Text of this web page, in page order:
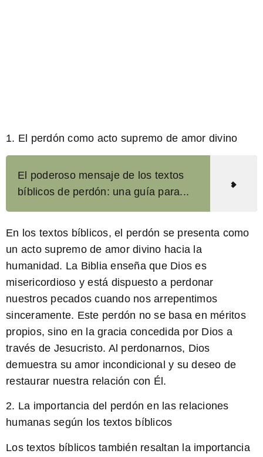
1. El perdón como acto supremo de amor divino
El poderoso mensaje de los textos
bíblicos de perdón: una guía para...
En los textos bíblicos, el perdón se presenta como
un acto supremo de amor divino hacia la
humanidad. La Biblia enseña que Dios es
misericordioso y está dispuesto a perdonar
nuestros pecados cuando nos arrepentimos
sinceramente. Este perdón no se basa en méritos
propios, sino en la gracia concedida por Dios a
través de Jesucristo. Al perdonarnos, Dios
demuestra su amor incondicional y su deseo de
restaurar nuestra relación con Él.
2. La importancia del perdón en las relaciones
humanas según los textos bíblicos
Los textos bíblicos también resaltan la importancia